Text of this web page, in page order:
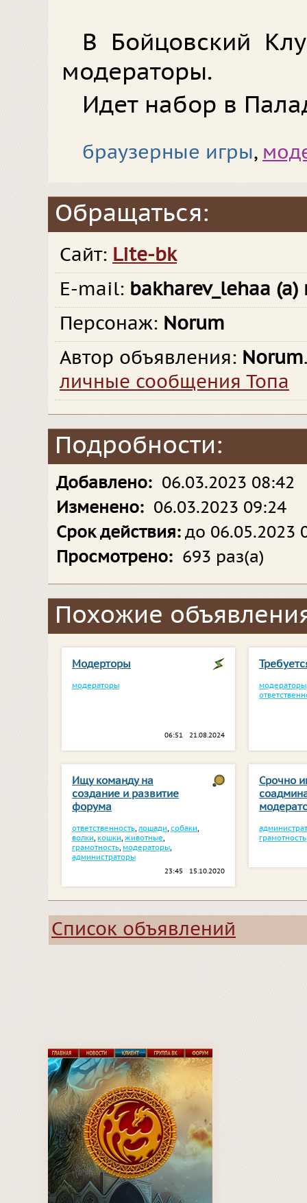
В Бойцовский
модераторы.
Идет набор в
браузерные игры,
Обращаться:
Сайт: Lite-bk
E-mail: bakharev_lehaa
Персонаж: Norum
Автор объявления: Norum
личные сообщения Топа
Подробности:
Добавлено: 06.03.2023 08:42
Изменено: 06.03.2023 09:24
Срок действия: до 06.05.2023
Просмотрено: 693 раз(а)
Похожие
Модерторы
модераторы
06:51 21.08.2024
модераторы
Ищу команду на
создание и развитие
форума
ответственность, лошади, собаки,
волки, кошки, животные,
грамотность, модераторы,
администраторы
23:45 15.10.2020
Срочно
грамотность
Список объявлений